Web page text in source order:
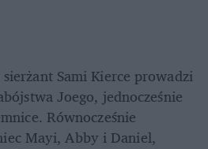
Sami Kierce prowadzi
Joego, jednocześnie
Równocześnie
Mayi, Abby i Daniel,